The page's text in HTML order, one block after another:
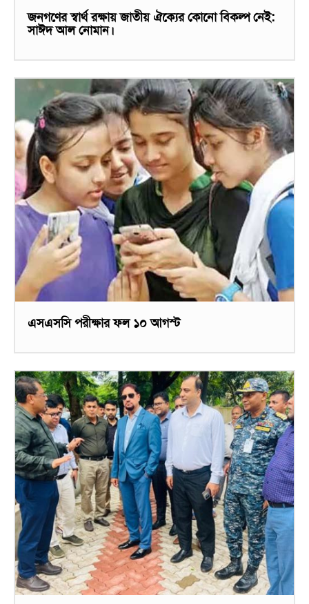
জনগণের স্বার্থ রক্ষায় জাতীয় ঐক্যের কোনো বিকল্প নেই:
সাঈদ আল নোমান।
এসএসসি পরীক্ষার ফল ১০ আগস্ট